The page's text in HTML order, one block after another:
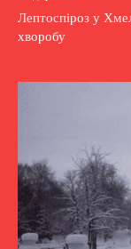
Лептоспіроз у
хворобу